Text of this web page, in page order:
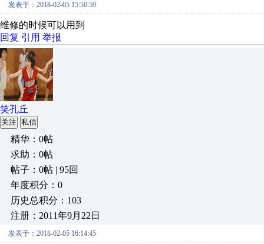
发表于：2018-02-05 15:50:59
维修的时候可以用到
回复 引用 举报
笑孔丘
关注 私信
精华：0帖
求助：0帖
帖子：0帖 | 95回
年度积分：0
历史总积分：103
注册：2011年9月22日
发表于：2018-02-05 16:14:45